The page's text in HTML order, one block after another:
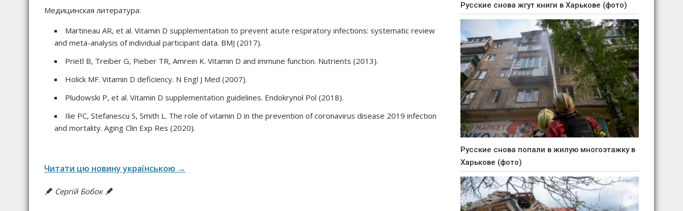
Медицинская литература:
Martineau AR, et al. Vitamin D supplementation to prevent acute respiratory infections: systematic review
and meta-analysis of individual participant data. BMJ (2017).
Prietl B, Treiber G, Pieber TR, Amrein K. Vitamin D and immune function. Nutrients (2013).
Holick MF. Vitamin D deficiency. N Engl J Med (2007).
Pludowski P, et al. Vitamin D supplementation guidelines. Endokrynol Pol (2018).
Ilie PC, Stefanescu S, Smith L. The role of vitamin D in the prevention of coronavirus disease 2019 infection
and mortality. Aging Clin Exp Res (2020).
Читати цю новину українською →
Сергій Бобок
Русские снова жгут книги в Харькове (фото)
Русские снова попали в жилую многоэтажку в
Харькове (фото)